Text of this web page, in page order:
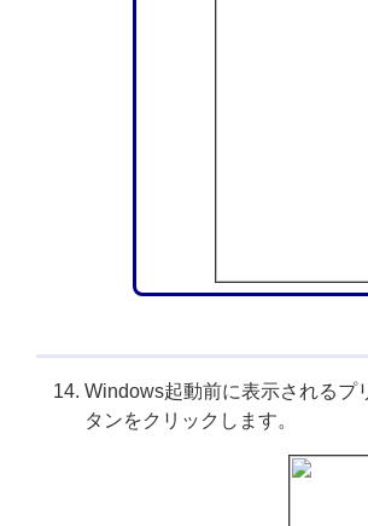
Windows起動前に表示されるプ
タンをクリックします。